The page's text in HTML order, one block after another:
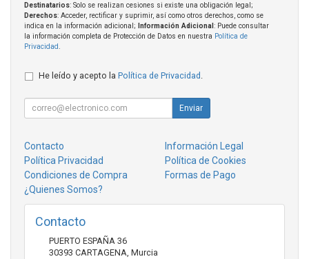
Destinatarios: Solo se realizan cesiones si existe una obligación legal;
Derechos: Acceder, rectificar y suprimir, así como otros derechos, como se
indica en la información adicional;
Información Adicional : Puede consultar
la información completa de Protección de Datos en nuestra Política de
Privacidad.
He leído y acepto la Política de Privacidad .
Enviar
Contacto
Información Legal
Política Privacidad
Política de Cookies
Condiciones de Compra
Formas de Pago
¿Quienes Somos?
Contacto
PUERTO ESPAÑA 36
30393 CARTAGENA, Murcia